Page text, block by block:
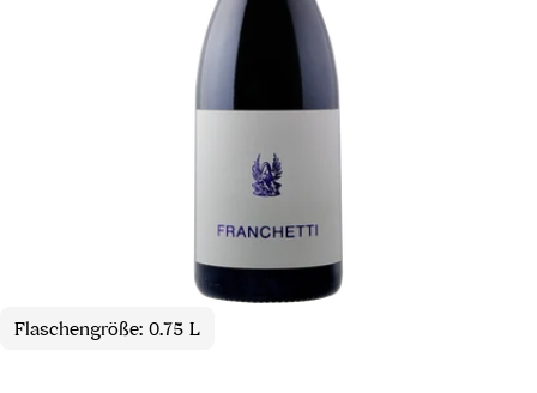
Flaschengröße: 0.75 L